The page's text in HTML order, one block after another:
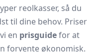
reolkasser, så du
til dine behov. Priser
en prisguidefor at
forvente økonomisk.